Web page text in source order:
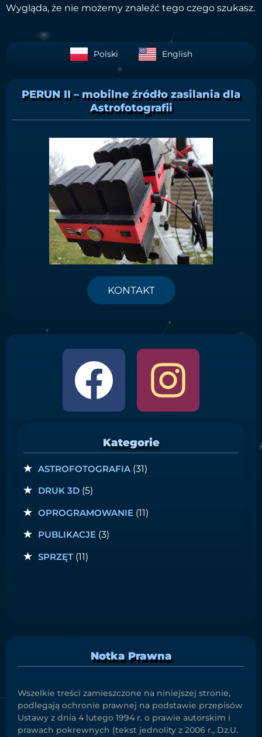
Wygląda, że nie możemy znaleźć tego czego szukasz.
Polski English
PERUN II – mobilne źródło zasilania dla
Astrofotografii
KONTAKT
Kategorie
ASTROFOTOGRAFIA (31)
DRUK 3D (5)
OPROGRAMOWANIE (11)
PUBLIKACJE (3)
SPRZĘT (11)
Notka Prawna
Wszelkie treści zamieszczone na niniejszej stronie,
podlegają ochronie prawnej na podstawie przepisów
Ustawy z dnia 4 lutego 1994 r. o prawie autorskim i
prawach pokrewnych (tekst jednolity z 2006 r., Dz.U.